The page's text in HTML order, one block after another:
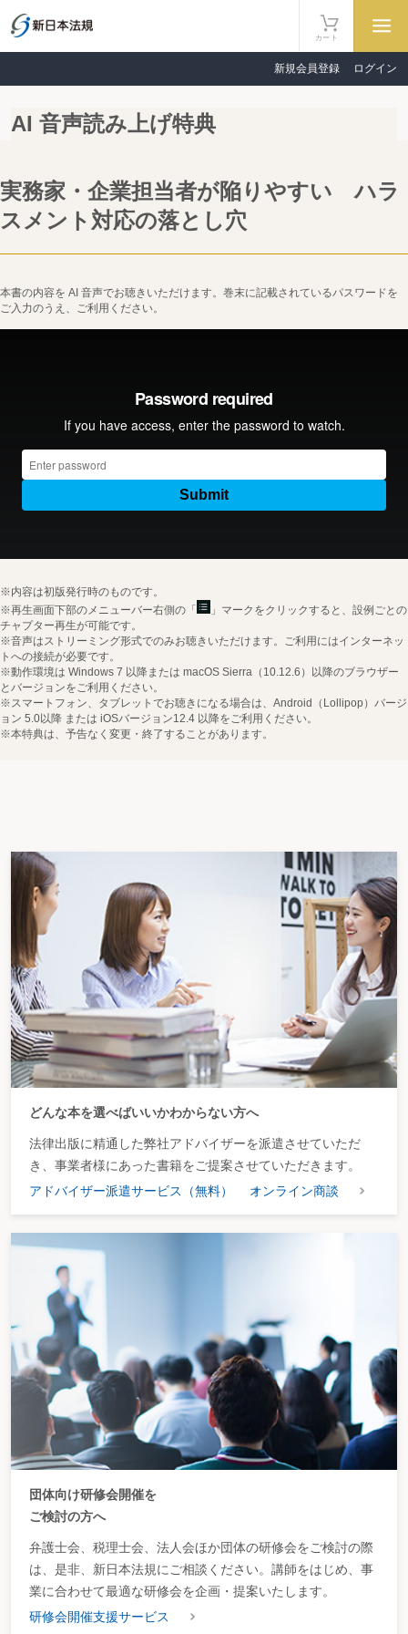
カート
新規会員登録 ログイン
AI 音声読み上げ特典
実務家・企業担当者が陥りやすい ハラ
スメント対応の落とし穴
本書の内容を AI 音声でお聴きいただけます。巻末に記載されているパスワードを
ご入力のうえ、ご利用ください。
※内容は初版発行時のものです。
※再生画面下部のメニューバー右側の「
」マークをクリックすると、設例ごとの
チャプター再生が可能です。
※音声はストリーミング形式でのみお聴きいただけます。ご利用にはインターネッ
トへの接続が必要です。
※動作環境は Windows 7 以降または macOS Sierra（10.12.6）以降のブラウザー
とバージョンをご利用ください。
※スマートフォン、タブレットでお聴きになる場合は、Android（Lollipop）バージ
ョン 5.0以降 または iOSバージョン12.4 以降をご利用ください。
※本特典は、予告なく変更・終了することがあります。
どんな本を選べばいいかわからない方へ
法律出版に精通した弊社アドバイザーを派遣させていただ
き、事業者様にあった書籍をご提案させていただきます。
アドバイザー派遣サービス（無料）
オンライン商談
団体向け研修会開催を
ご検討の方へ
弁護士会、税理士会、法人会ほか団体の研修会をご検討の際
は、是非、新日本法規にご相談ください。講師をはじめ、事
業に合わせて最適な研修会を企画・提案いたします。
研修会開催支援サービス